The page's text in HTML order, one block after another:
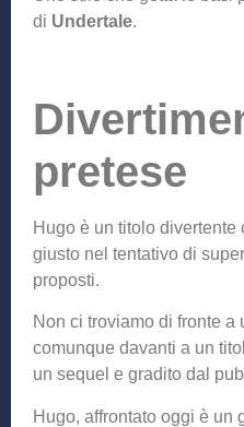
di Undertale.
pretese
Hugo è un titolo divertente
giusto nel tentativo di
proposti.
Non ci troviamo di fronte
comunque davanti a un
un sequel e gradito dal
Hugo, affrontato oggi è un